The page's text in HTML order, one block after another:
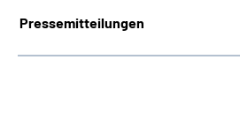
Pressemitteilungen